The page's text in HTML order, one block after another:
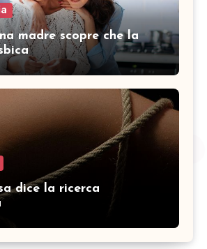
madre scopre che la
dice la ricerca